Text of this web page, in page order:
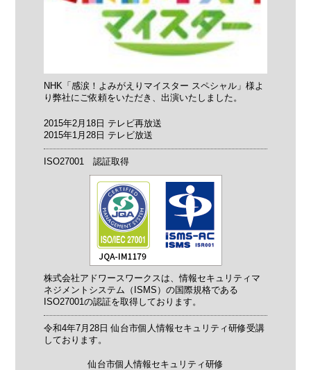
NHK「感涙！よみがえりマイスター スペシャル」様よ
り弊社にご依頼をいただき、出演いたしました。
2015年2月18日 テレビ再放送
2015年1月28日 テレビ放送
ISO27001 認証取得
株式会社アドワースワークスは、情報セキュリティマ
ネジメントシステム（ISMS）の国際規格である
ISO27001の認証を取得しております。
令和4年7月28日 仙台市個人情報セキュリティ研修受講
しております。
仙台市個人情報セキュリティ研修